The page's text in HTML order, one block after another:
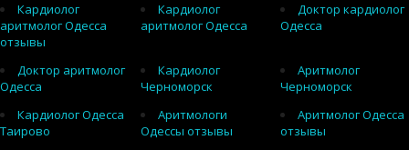
Кардиолог
аритмолог Одесса
отзывы
Кардиолог
аритмолог Одесса
Доктор кардиолог
Одесса
Доктор аритмолог
Одесса
Кардиолог
Черноморск
Аритмолог
Черноморск
Кардиолог Одесса
Таирово
Аритмологи
Одессы отзывы
Аритмолог Одесса
отзывы